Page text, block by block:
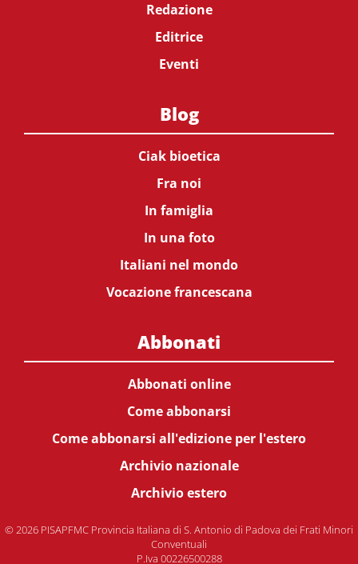
Redazione
Editrice
Eventi
Blog
Ciak bioetica
Fra noi
In famiglia
In una foto
Italiani nel mondo
Vocazione francescana
Abbonati
Abbonati online
Come abbonarsi
Come abbonarsi all'edizione per l'estero
Archivio nazionale
Archivio estero
© 2026 PISAPFMC Provincia Italiana di S. Antonio di Padova dei Frati Minori
Conventuali
P.Iva 00226500288